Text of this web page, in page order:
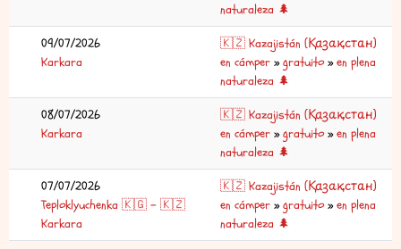
naturaleza 🌲
09/07/2026
Karkara
🇰🇿 Kazajistán (Қазақстан)
en cámper »gratuito»en plena
naturaleza 🌲
08/07/2026
Karkara
🇰🇿 Kazajistán (Қазақстан)
en cámper »gratuito»en plena
naturaleza 🌲
07/07/2026
Teploklyuchenka 🇰🇬 – 🇰🇿
Karkara
🇰🇿 Kazajistán (Қазақстан)
en cámper »gratuito»en plena
naturaleza 🌲